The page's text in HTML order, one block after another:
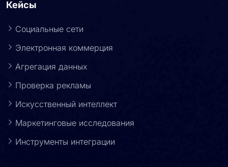
Кейсы
Социальные сети
Электронная коммерция
Агрегация данных
Проверка рекламы
Искусственный интеллект
Маркетинговые исследования
Инструменты интеграции